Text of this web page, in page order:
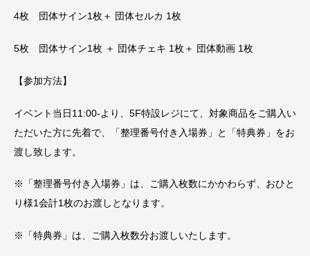
4枚 団体サイン1枚＋ 団体セルカ 1枚
5枚 団体サイン1枚 ＋ 団体チェキ 1枚＋ 団体動画 1枚
【参加方法】
イベント当日11:00-より、5F特設レジにて、対象商品をご購入い
ただいた方に先着で、「整理番号付き入場券」と「特典券」をお
渡し致します。
※「整理番号付き入場券」は、ご購入枚数にかかわらず、おひと
り様1会計1枚のお渡しとなります。
※「特典券」は、ご購入枚数分お渡しいたします。